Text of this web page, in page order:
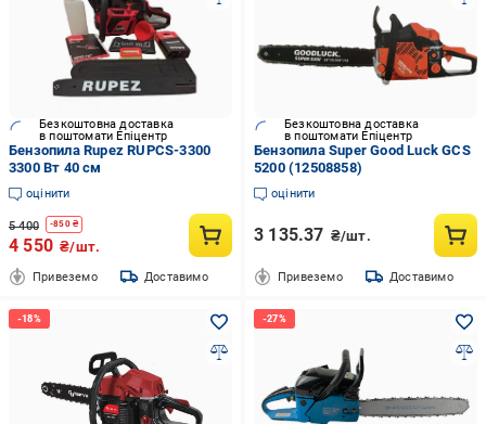
Безкоштовна доставка
в поштомати Епіцентр
Бензопила Rupez RUPCS-3300
3300 Вт 40 см
оцінити
5 400 -850₴
4 550 ₴/шт.
Привеземо Доставимо
Безкоштовна доставка
в поштомати Епіцентр
Бензопила Super Good Luck GCS
5200 (12508858)
оцінити
3 135.37 ₴/шт.
Привеземо Доставимо